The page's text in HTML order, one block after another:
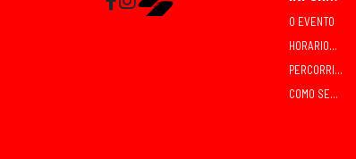
O EVENTO
HORARIOS E COMPETICIÓNS
PERCORRIDOS
COMO SEGUIR O CROSS?
Facebook
InstagramRaceMapp